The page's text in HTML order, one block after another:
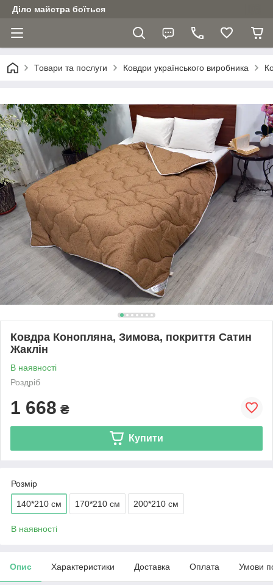
Діло майстра боїться
Товари та послуги Ковдри українського виробника
Ковдра Конопляна, Зимова, покриття Сатин
Жаклін
В наявності
Роздріб
1 668 ₴
Купити
Розмір
140*210 см 170*210 см 200*210 см
В наявності
Опис Характеристики Доставка Оплата Умови